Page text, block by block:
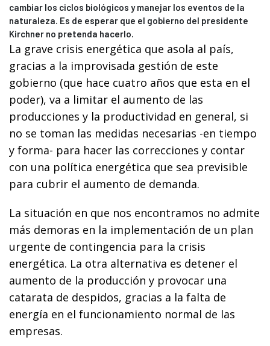
cambiar los ciclos biológicos y manejar los eventos de la
naturaleza. Es de esperar que el gobierno del presidente
Kirchner no pretenda hacerlo.
La grave crisis energética que asola al país,
gracias a la improvisada gestión de este
gobierno (que hace cuatro años que esta en el
poder), va a limitar el aumento de las
producciones y la productividad en general, si
no se toman las medidas necesarias -en tiempo
y forma- para hacer las correcciones y contar
con una política energética que sea previsible
para cubrir el aumento de demanda.
La situación en que nos encontramos no admite
más demoras en la implementación de un plan
urgente de contingencia para la crisis
energética. La otra alternativa es detener el
aumento de la producción y provocar una
catarata de despidos, gracias a la falta de
energía en el funcionamiento normal de las
empresas.